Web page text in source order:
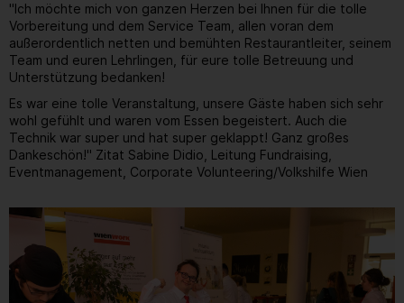
"Ich möchte mich von ganzen Herzen bei Ihnen für die tolle
Vorbereitung und dem Service Team, allen voran dem
außerordentlich netten und bemühten Restaurantleiter, seinem
Team und euren Lehrlingen, für eure tolle Betreuung und
Unterstützung bedanken!
Es war eine tolle Veranstaltung, unsere Gäste haben sich sehr
wohl gefühlt und waren vom Essen begeistert. Auch die
Technik war super und hat super geklappt! Ganz großes
Dankeschön!" Zitat Sabine Didio, Leitung Fundraising,
Eventmanagement, Corporate Volunteering/Volkshilfe Wien
10/ 31